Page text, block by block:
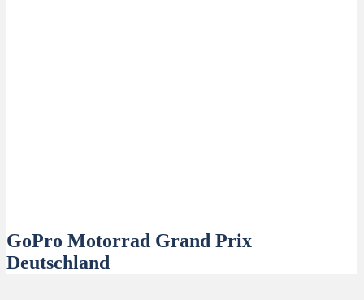
GoPro Motorrad Grand Prix
Deutschland